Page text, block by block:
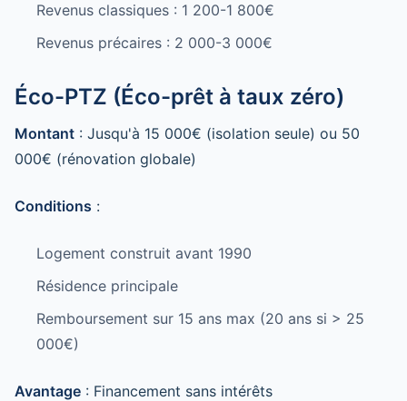
Revenus classiques : 1 200-1 800€
Revenus précaires : 2 000-3 000€
Éco-PTZ (Éco-prêt à taux zéro)
Montant : Jusqu'à 15 000€ (isolation seule) ou 50
000€ (rénovation globale)
Conditions :
Logement construit avant 1990
Résidence principale
Remboursement sur 15 ans max (20 ans si > 25
000€)
Avantage : Financement sans intérêts